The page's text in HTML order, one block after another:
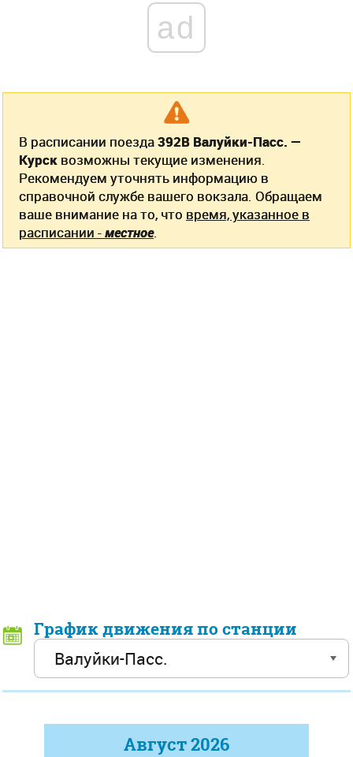
ad
В расписании поезда392В Валуйки-Пасс. —
Курск возможны текущие изменения.
Рекомендуем уточнять информацию в
справочной службе вашего вокзала. Обращаем
ваше внимание на то, что время, указанное в
расписании -местное.
График движения по станции
Август2026